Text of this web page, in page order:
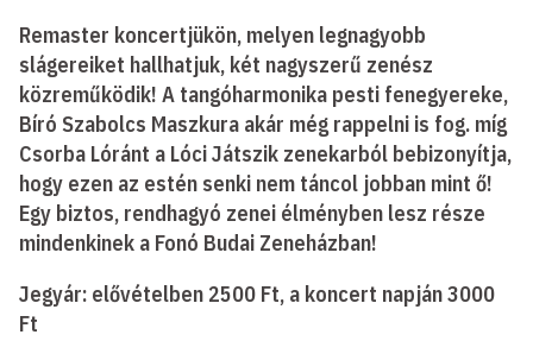
Remaster koncertjükön, melyen legnagyobb
slágereiket hallhatjuk, két nagyszerű zenész
közreműködik! A tangóharmonika pesti fenegyereke,
Bíró Szabolcs Maszkura akár még rappelni is fog. míg
Csorba Lóránt a Lóci Játszik zenekarból bebizonyítja,
hogy ezen az estén senki nem táncol jobban mint ő!
Egy biztos, rendhagyó zenei élményben lesz része
mindenkinek a Fonó Budai Zeneházban!
Jegyár: elővételben 2500 Ft, a koncert napján 3000
Ft